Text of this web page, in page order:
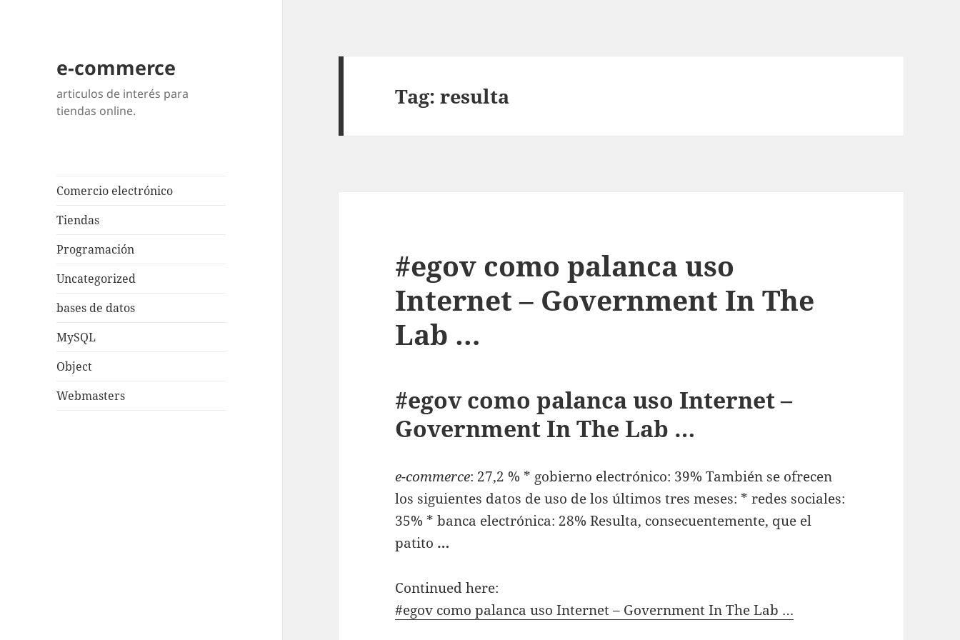
e-commerce
articulos de interés para
tiendas online.
Comercio electrónico
Tiendas
Programación
Uncategorized
bases de datos
MySQL
Object
Webmasters
Tag:resulta
#egov como palanca uso
Internet – Government In The
Lab …
#egov como palanca uso Internet –
Government In The Lab …
e-commerce: 27,2 % * gobierno electrónico: 39% También se ofrecen
los siguientes datos de uso de los últimos tres meses: * redes sociales:
35% * banca electrónica: 28% Resulta, consecuentemente, que el
patito …
Continued here:
#egov como palanca uso Internet – Government In The Lab …